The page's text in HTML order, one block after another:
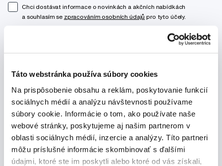
Táto webstránka používa súbory cookies
Na prispôsobenie obsahu a reklám, poskytovanie funkcií
sociálnych médií a analýzu návštevnosti používame
súbory cookie. Informácie o tom, ako používate naše
webové stránky, poskytujeme aj našim partnerom v
oblasti sociálnych médií, inzercie a analýzy. Títo partneri
môžu príslušné informácie skombinovať s ďalšími
údajmi, ktoré ste im poskytli alebo ktoré od vás získali,
Poradíme Vám
info@profimed.eu
Zeptat se v poradně
Vše o nákupu
Obchodní podmínky
Chci dostávat informace o novinkách a akčních nabídkách
a souhlasím se zpracováním osobních údajů pro tyto účely.